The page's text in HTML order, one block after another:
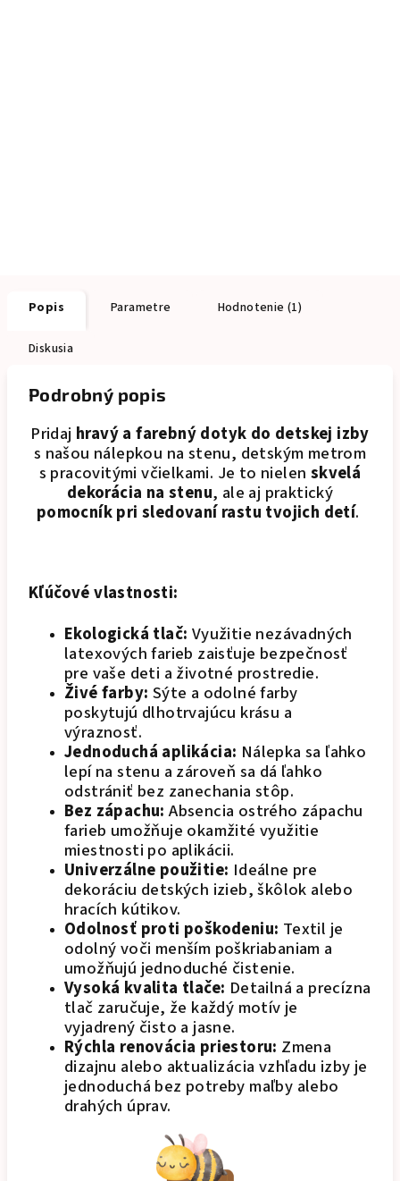
Popis Parametre Hodnotenie (1)
Diskusia
Podrobný popis
Pridaj hravý a farebný dotyk do detskej izby
s našou nálepkou na stenu, detským metrom
s pracovitými včielkami. Je to nielen skvelá
dekorácia na stenu, ale aj praktický
pomocník pri sledovaní rastu tvojich detí.
Kľúčové vlastnosti:
Ekologická tlač: Využitie nezávadných
latexových farieb zaisťuje bezpečnosť
pre vaše deti a životné prostredie.
Živé farby: Sýte a odolné farby
poskytujú dlhotrvajúcu krásu a
výraznosť.
Jednoduchá aplikácia: Nálepka sa ľahko
lepí na stenu a zároveň sa dá ľahko
odstrániť bez zanechania stôp.
Bez zápachu:Absencia ostrého zápachu
farieb umožňuje okamžité využitie
miestnosti po aplikácii.
Univerzálne použitie: Ideálne pre
dekoráciu detských izieb, škôlok alebo
hracích kútikov.
Odolnosť proti poškodeniu: Textil je
odolný voči menším poškriabaniam a
umožňujú jednoduché čistenie.
Vysoká kvalita tlače: Detailná a precízna
tlač zaručuje, že každý motív je
vyjadrený čisto a jasne.
Rýchla renovácia priestoru: Zmena
dizajnu alebo aktualizácia vzhľadu izby je
jednoduchá bez potreby maľby alebo
drahých úprav.